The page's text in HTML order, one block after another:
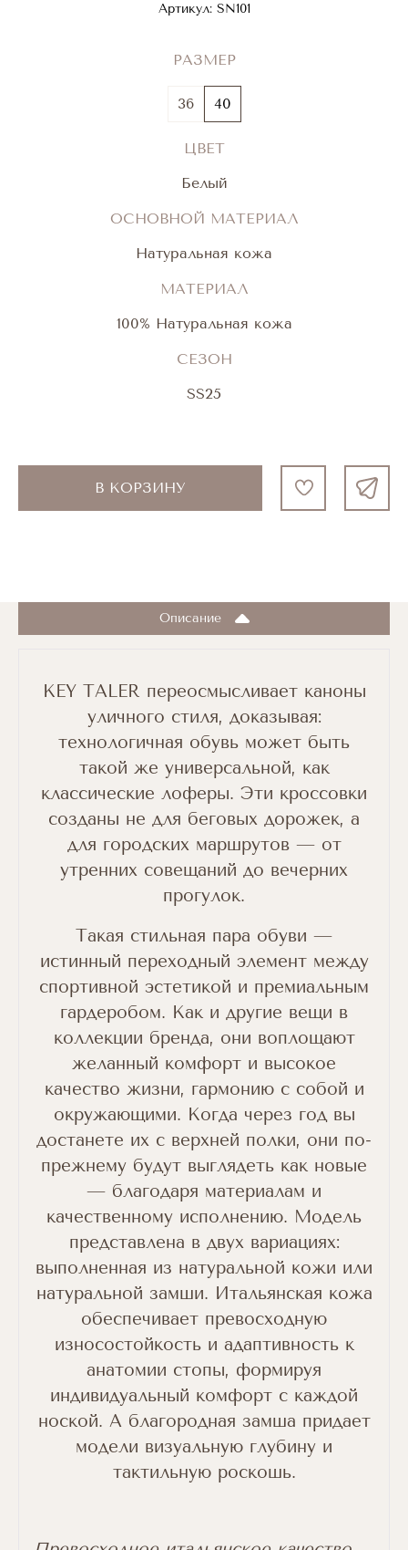
Артикул:SN101
РАЗМЕР
36 40
ЦВЕТ
Белый
ОСНОВНОЙ МАТЕРИАЛ
Натуральная кожа
МАТЕРИАЛ
100% Натуральная кожа
СЕЗОН
SS25
В КОРЗИНУ
Описание
KEY TALER переосмысливает каноны
уличного стиля, доказывая:
технологичная обувь может быть
такой же универсальной, как
классические лоферы. Эти кроссовки
созданы не для беговых дорожек, а
для городских маршрутов — от
утренних совещаний до вечерних
прогулок.
Такая стильная пара обуви —
истинный переходный элемент между
спортивной эстетикой и премиальным
гардеробом. Как и другие вещи в
коллекции бренда, они воплощают
желанный комфорт и высокое
качество жизни, гармонию с собой и
окружающими. Когда через год вы
достанете их с верхней полки, они по-
прежнему будут выглядеть как новые
— благодаря материалам и
качественному исполнению. Модель
представлена в двух вариациях:
выполненная из натуральной кожи или
натуральной замши. Итальянская кожа
обеспечивает превосходную
износостойкость и адаптивность к
анатомии стопы, формируя
индивидуальный комфорт с каждой
ноской. А благородная замша придает
модели визуальную глубину и
тактильную роскошь.